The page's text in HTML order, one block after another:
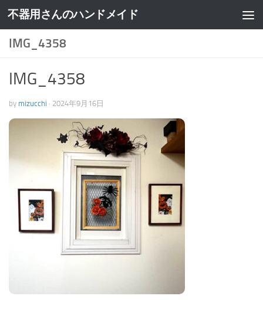
不器用さんのハンドメイド
IMG_4358
IMG_4358
by mizucchi · 2024年9月16日